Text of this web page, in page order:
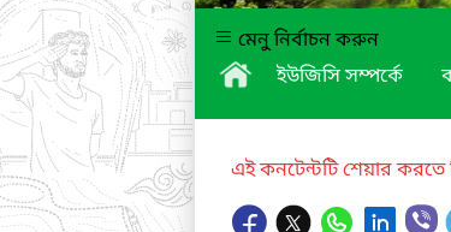
মেনু নির্বাচন করুন
ইউজিসি সম্পর্কে
এই কনটেন্টটি শেয়ার